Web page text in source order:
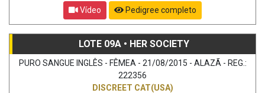
Vídeo
Pedigree completo
LOTE 09A • HER SOCIETY
PURO SANGUE INGLÊS - FÊMEA - 21/08/2015 - ALAZÃ - REG.:
222356
DISCREET CAT(USA)